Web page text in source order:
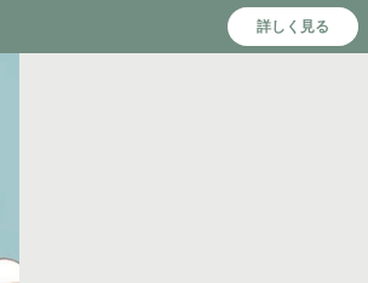
詳しく見る